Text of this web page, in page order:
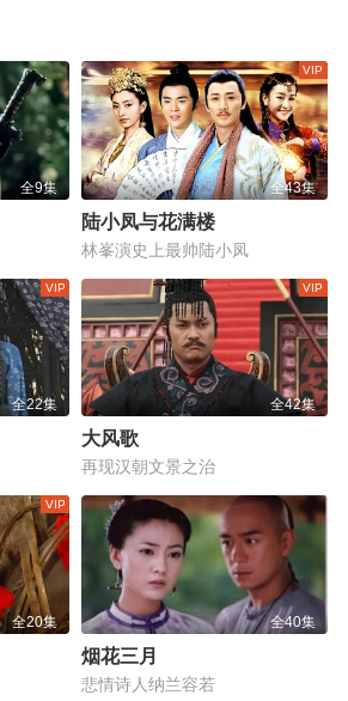
全9集 全43集
陆小凤与花满楼
林峯演史上最帅陆小凤
全22集 全42集
大风歌
再现汉朝文景之治
全20集 全40集
烟花三月
悲情诗人纳兰容若